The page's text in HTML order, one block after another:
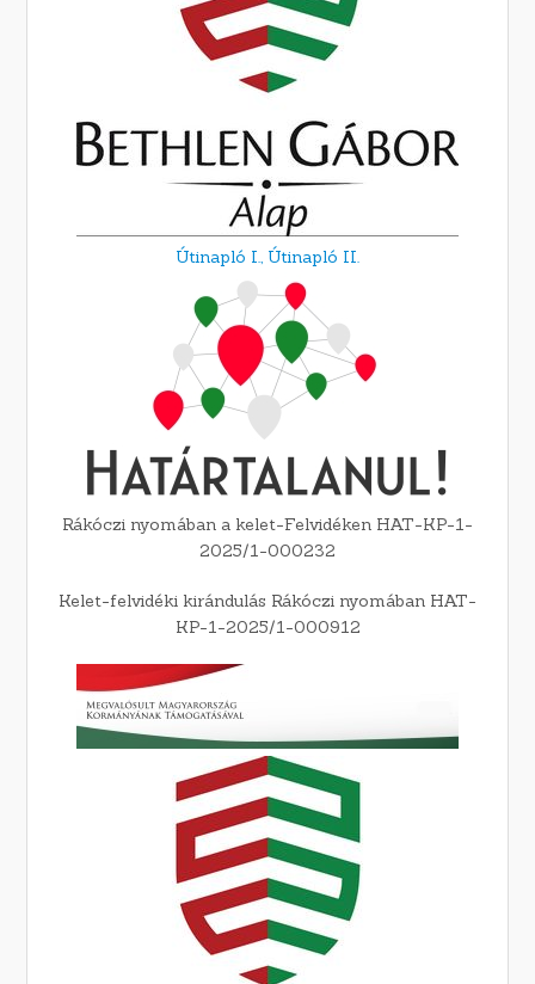
Útinapló I., Útinapló II.
Rákóczi nyomában a kelet-Felvidéken HAT-KP-1-
2025/1-000232
Kelet-felvidéki kirándulás Rákóczi nyomában HAT-
KP-1-2025/1-000912